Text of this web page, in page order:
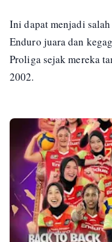
Ini dapat menjadi
Enduro juara dan
Proliga sejak mereka
2002.